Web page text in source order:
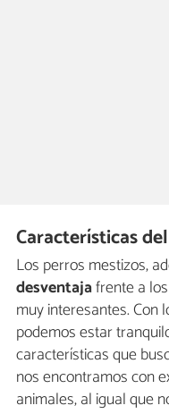
Características
Los perros mestizos,
desventajafrente a
muy interesantes. Con
podemos estar
características que
nos encontramos con
animales, al igual que